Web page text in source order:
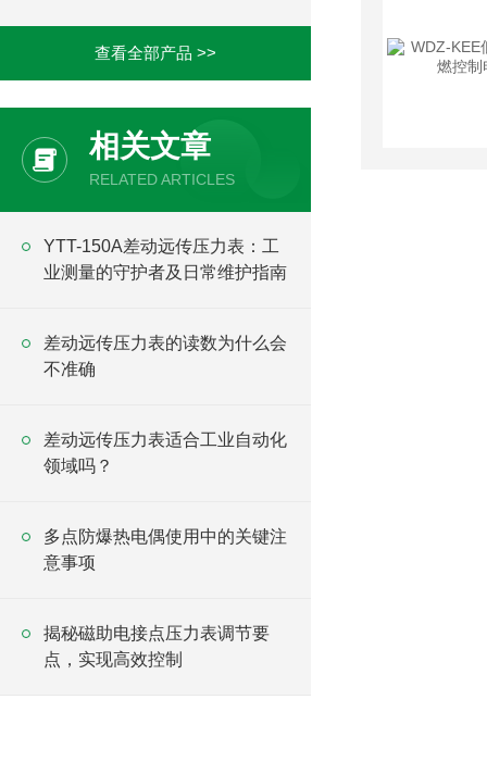
查看全部产品 >>
相关文章
RELATED ARTICLES
YTT-150A差动远传压力表：工
业测量的守护者及日常维护指南
差动远传压力表的读数为什么会
不准确
差动远传压力表适合工业自动化
领域吗？
多点防爆热电偶使用中的关键注
意事项
揭秘磁助电接点压力表调节要
点，实现高效控制